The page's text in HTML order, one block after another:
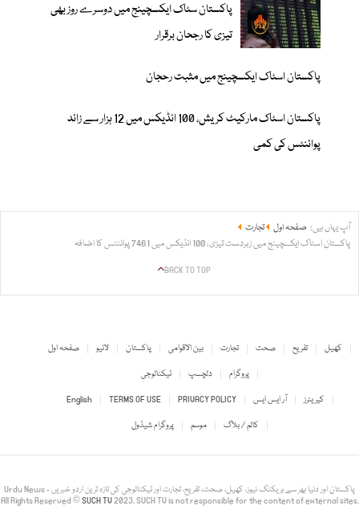
پاکستان سٹاک ایکسچینج میں دوسرے روز بھی
تیزی کا رجحان برقرار
پاکستان اسٹاک ایکسچینج میں مثبت رحجان
پاکستان اسٹاک مارکیٹ کریش، 100 انڈیکس میں 12 ہزار سے زائد
پوائنٹس کی کمی
آپ یہاں ہیں: صفحہ اول
تجارت
پاکستان اسٹاک ایکسچینج میں زبردست تیزی، 100 انڈیکس میں 7461 پوائنٹس کا اضافہ
BACK TO TOP
صفحہ اول لائیو پاکستان بین الاقوامی تجارت صحت تفریح
کھیل
ٹیکنالوجی
دلچسپ
پروگرام
English
TERMS OF USE PRIVACY POLICY آر ایس ایس
کیریئرز
پروگرام شیڈول
موسم کالم / بلاگ
Urdu News - پاکستان اور دنیا بھر سے بریکنگ نیوز، کھیل، صحت، تفریح، تجارت اور ٹیکنالوجی کی تازہ ترین اردو خبریں
All Rights Reserved ©SUCH TV2023. SUCH TV is not responsible for the content of external sites.